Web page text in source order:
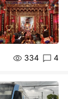
334 4